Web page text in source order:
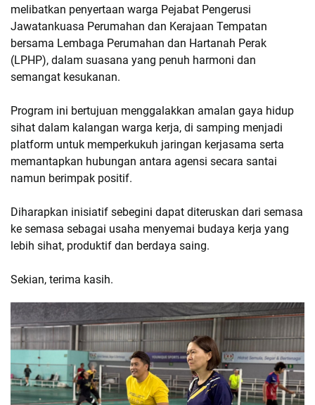
melibatkan penyertaan warga Pejabat Pengerusi
Jawatankuasa Perumahan dan Kerajaan Tempatan
bersama Lembaga Perumahan dan Hartanah Perak
(LPHP), dalam suasana yang penuh harmoni dan
semangat kesukanan.
Program ini bertujuan menggalakkan amalan gaya hidup
sihat dalam kalangan warga kerja, di samping menjadi
platform untuk memperkukuh jaringan kerjasama serta
memantapkan hubungan antara agensi secara santai
namun berimpak positif.
Diharapkan inisiatif sebegini dapat diteruskan dari semasa
ke semasa sebagai usaha menyemai budaya kerja yang
lebih sihat, produktif dan berdaya saing.
Sekian, terima kasih.